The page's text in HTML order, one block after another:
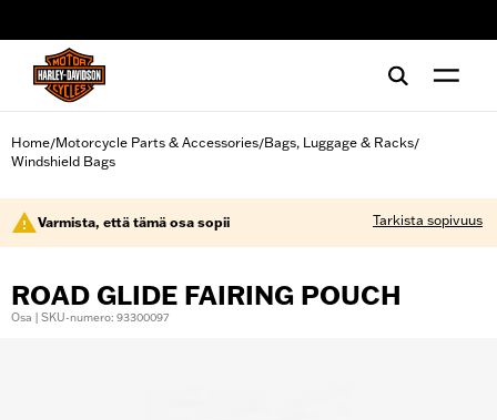
Home/Motorcycle Parts & Accessories/Bags, Luggage & Racks/
Windshield Bags
Varmista, että tämä osa sopii Tarkista sopivuus
ROAD GLIDE FAIRING POUCH
Osa | SKU-numero: 93300097